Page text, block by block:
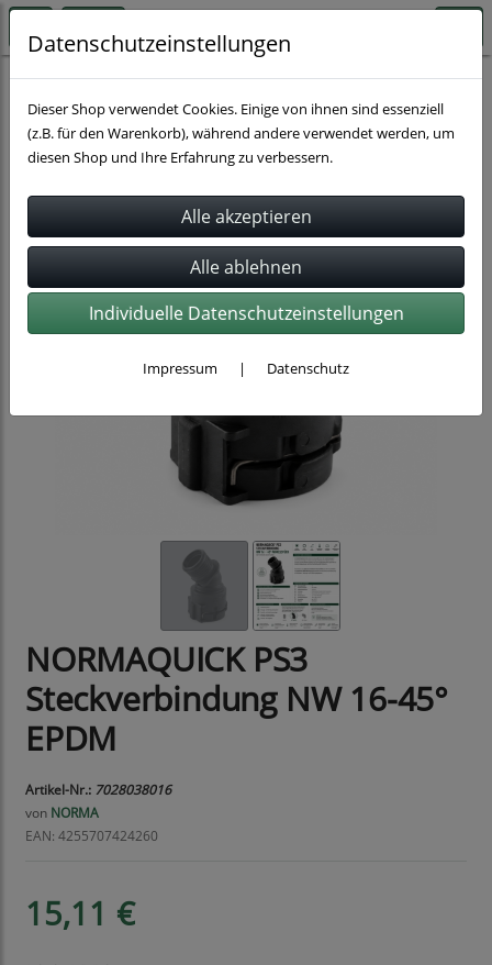
Schlauchverbindung Normaquick Normaquick PS3
NORMAQUICK PS3
Steckverbindung NW 16-45°
EPDM
Artikel-Nr.: 7028038016
von NORMA
EAN: 4255707424260
15,11 €
Datenschutzeinstellungen
Dieser Shop verwendet Cookies. Einige von ihnen sind essenziell
(z.B. für den Warenkorb), während andere verwendet werden, um
diesen Shop und Ihre Erfahrung zu verbessern.
Individuelle Datenschutzeinstellungen
Impressum | Datenschutz